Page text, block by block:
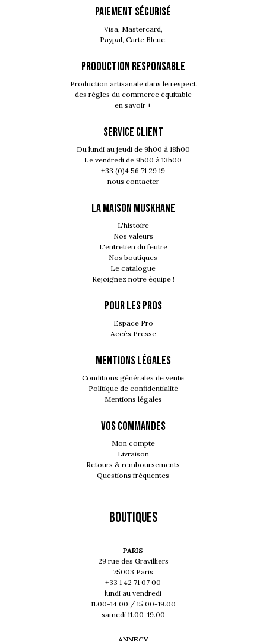
PAIEMENT SÉCURISÉ
Visa, Mastercard,
Paypal, Carte Bleue.
PRODUCTION RESPONSABLE
Production artisanale dans le respect
des règles du commerce équitable
en savoir +
SERVICE CLIENT
Du lundi au jeudi de 9h00 à 18h00
Le vendredi de 9h00 à 13h00
+33 (0)4 56 71 29 19
nous contacter
LA MAISON MUSKHANE
L'histoire
Nos valeurs
L'entretien du feutre
Nos boutiques
Le catalogue
Rejoignez notre équipe !
POUR LES PROS
Espace Pro
Accès Presse
MENTIONS LÉGALES
Conditions générales de vente
Politique de confidentialité
Mentions légales
VOS COMMANDES
Mon compte
Livraison
Retours & remboursements
Questions fréquentes
Boutiques
PARIS
29 rue des Gravilliers
75003 Paris
+33 1 42 71 07 00
lundi au vendredi
11.00-14.00 / 15.00-19.00
samedi 11.00-19.00